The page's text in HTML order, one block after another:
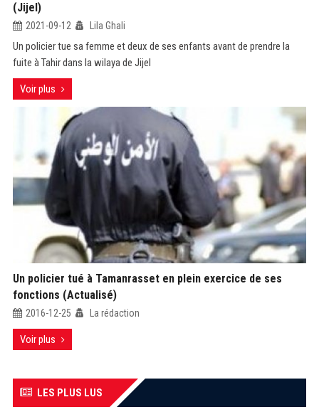
(Jijel)
2021-09-12 Lila Ghali
Un policier tue sa femme et deux de ses enfants avant de prendre la
fuite à Tahir dans la wilaya de Jijel
Voir plus
Un policier tué à Tamanrasset en plein exercice de ses
fonctions (Actualisé)
2016-12-25 La rédaction
Voir plus
LES PLUS LUS